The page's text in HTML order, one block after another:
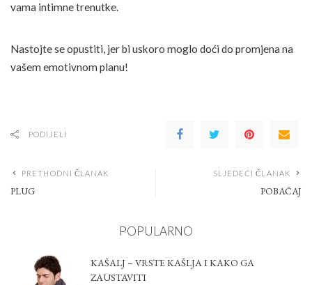
vama intimne trenutke.
Nastojte se opustiti, jer bi uskoro moglo doći do promjena na
vašem emotivnom planu!
PODIJELI
PRETHODNI ČLANAK
PLUG
SLJEDEĆI ČLANAK
POBAČAJ
POPULARNO
KAŠALJ – VRSTE KAŠLJA I KAKO GA
ZAUSTAVITI